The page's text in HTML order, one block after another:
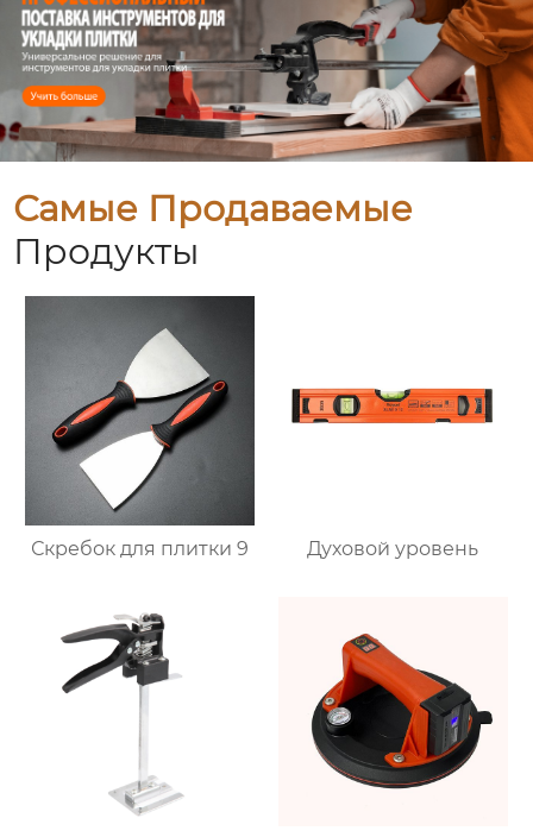
Самые Продаваемые
Продукты
Скребок для плитки 9 Духовой уровень